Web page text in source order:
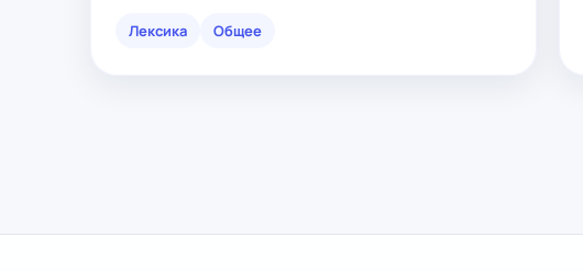
Лексика Общее